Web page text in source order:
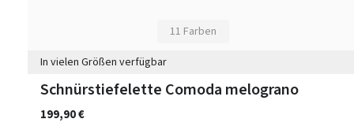
11 Farben
In vielen Größen verfügbar
Schnürstiefelette Comoda melograno
199,90 €